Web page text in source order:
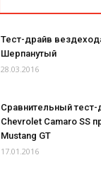
Тест-драйв
Шерпанутый
28.03.2016
Сравнительный тест-
Chevrolet Camaro SS
Mustang GT
17.01.2016